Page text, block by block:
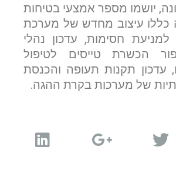
יושמו מספר אמצעי בטיחות
כללו עיצוב מחדש של מערכת
חסימות, עדכון נהלי
הכשרת טייסים לטיפול
עדכון תקנות תעופה והכנסת
של מערכות בקרת ההגה.
שלח הודעה